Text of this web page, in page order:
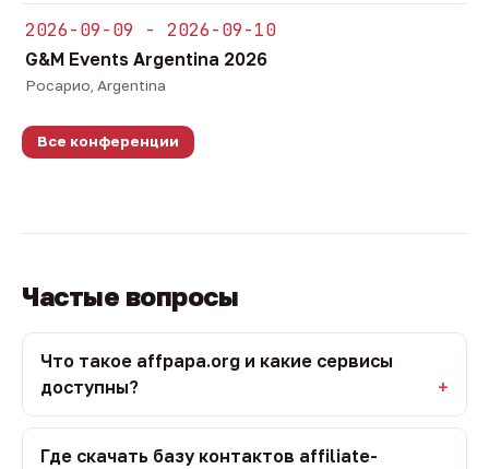
2026-09-09 - 2026-09-10
G&M Events Argentina 2026
Росарио, Argentina
Все конференции
Частые вопросы
Что такое affpapa.org и какие сервисы
доступны?
Где скачать базу контактов affiliate-